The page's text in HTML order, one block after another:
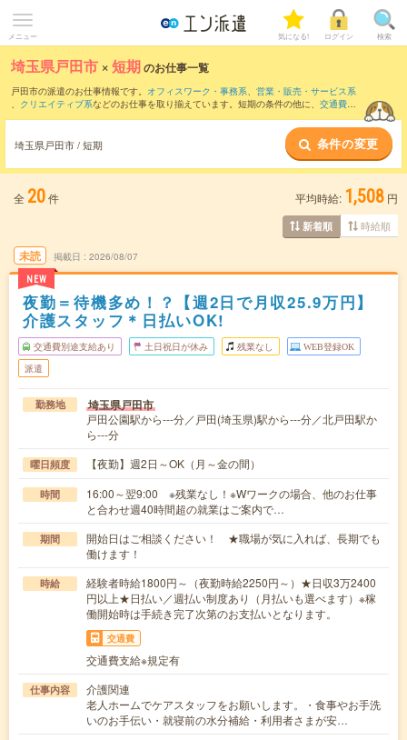
メニュー 気になる! ログイン 検索
埼玉県戸田市 ×短期のお仕事一覧
戸田市の派遣のお仕事情報です。 オフィスワーク・事務系、 営業・販売・サービス系
、 クリエイティブ系などのお仕事を取り揃えています。短期の条件の他に、 交通費別
埼玉県戸田市 / 短期 条件の変更
全 20件 平均時給: 1,508 円
新着順 時給順
未読
NEW
掲載日 2026/08/07
夜勤＝待機多め！？【週2日で月収25.9万円】
介護スタッフ＊日払いOK!
交通費別途支給あり 土日祝日が休み 残業なし WEB登録OK
派遣
勤務地 埼玉県戸田市
戸田公園駅から---分／戸田(埼玉県)駅から---分／北戸田駅か
ら---分
曜日頻度 【夜勤】週2日～OK（月～金の間）
時間
16:00～翌9:00 ※残業なし！※Wワークの場合、他のお仕事
と合わせ週40時間超の就業はご案内で…
期間
開始日はご相談ください！ ★職場が気に入れば、長期でも
働けます！
時給
経験者時給1800円～（夜勤時給2250円～）★日収3万2400
円以上★日払い／週払い制度あり（月払いも選べます）※稼
働開始時は手続き完了次第のお支払いとなります。
交通費
交通費支給※規定有
仕事内容
介護関連
老人ホームでケアスタッフをお願いします。・食事やお手洗
いのお手伝い・就寝前の水分補給・利用者さまが安…